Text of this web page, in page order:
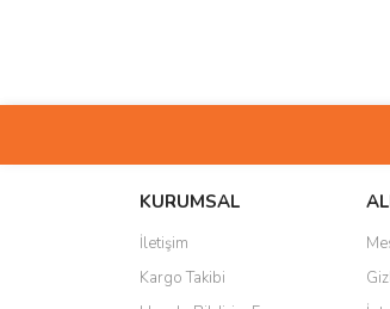
Ürün bilgilerinde hatalar
Ürün fiyatı diğer sitelerden
Bu ürüne benzer farklı
KURUMSAL
İletişim
Kargo Takibi